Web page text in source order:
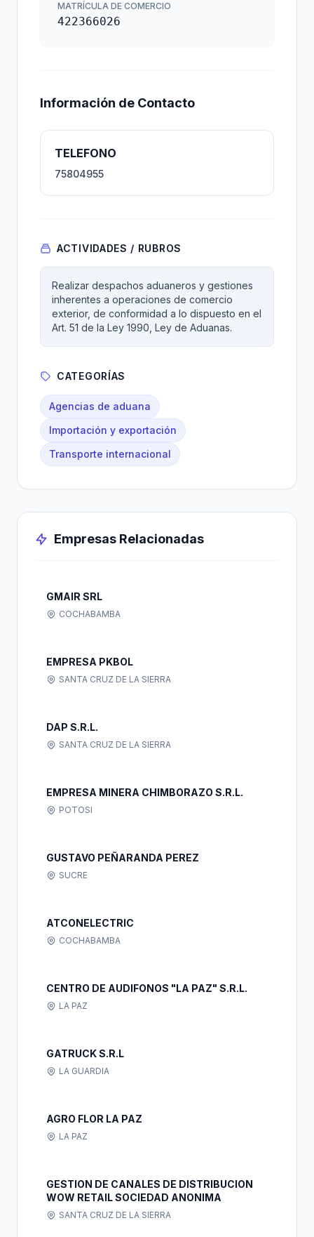
MATRÍCULA DE COMERCIO
422366026
Información de Contacto
TELEFONO
75804955
ACTIVIDADES / RUBROS
Realizar despachos aduaneros y gestiones
inherentes a operaciones de comercio
exterior, de conformidad a lo dispuesto en el
Art. 51 de la Ley 1990, Ley de Aduanas.
CATEGORÍAS
Agencias de aduana
Importación y exportación
Transporte internacional
Empresas Relacionadas
GMAIR SRL
COCHABAMBA
EMPRESA PKBOL
SANTA CRUZ DE LA SIERRA
DAP S.R.L.
SANTA CRUZ DE LA SIERRA
EMPRESA MINERA CHIMBORAZO S.R.L.
POTOSI
GUSTAVO PEÑARANDA PEREZ
SUCRE
ATCONELECTRIC
COCHABAMBA
CENTRO DE AUDIFONOS "LA PAZ" S.R.L.
LA PAZ
GATRUCK S.R.L
LA GUARDIA
AGRO FLOR LA PAZ
LA PAZ
GESTION DE CANALES DE DISTRIBUCION
WOW RETAIL SOCIEDAD ANONIMA
SANTA CRUZ DE LA SIERRA